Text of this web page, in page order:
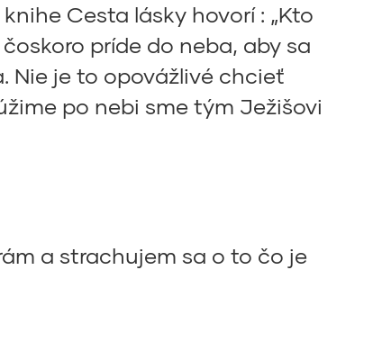
Cesta lásky hovorí : „Kto
príde do neba, aby sa
Nie je to opovážlivé chcieť
po nebi sme tým Ježišovi
a strachujem sa o to čo je